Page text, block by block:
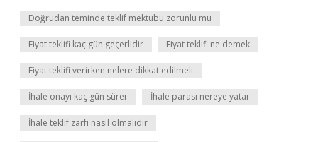
Doğrudan teminde teklif mektubu zorunlu mu
Fiyat teklifi kaç gün geçerlidir Fiyat teklifi ne demek
Fiyat teklifi verirken nelere dikkat edilmeli
İhale onayı kaç gün sürer İhale parası nereye yatar
İhale teklif zarfı nasıl olmalıdır